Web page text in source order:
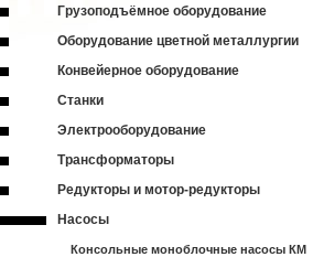
Грузоподъёмное оборудование
Оборудование цветной металлургии
Конвейерное оборудование
Станки
Электрооборудование
Трансформаторы
Редукторы и мотор-редукторы
Насосы
Консольные моноблочные насосы КМ